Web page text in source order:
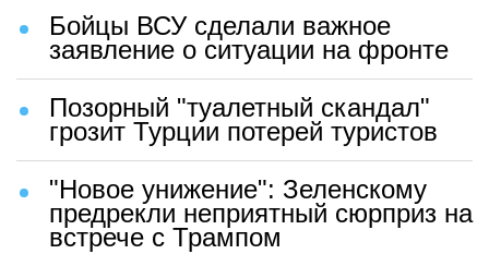
Бойцы ВСУ сделали важное
заявление о ситуации на фронте
Позорный "туалетный скандал"
грозит Турции потерей туристов
"Новое унижение": Зеленскому
предрекли неприятный сюрприз на
встрече с Трампом